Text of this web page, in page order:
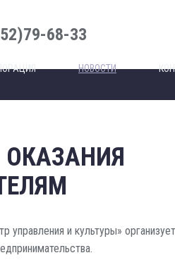
68-33
НОВОСТИ
управления и культуры» организует